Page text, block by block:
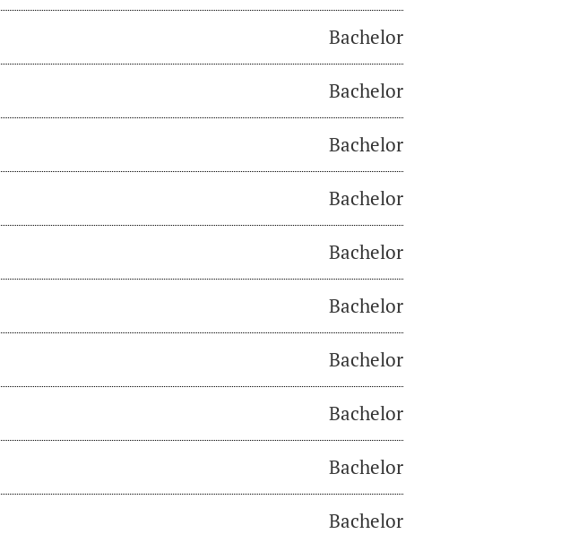
Bachelor
Bachelor
Bachelor
Bachelor
Bachelor
Bachelor
Bachelor
Bachelor
Bachelor
Bachelor